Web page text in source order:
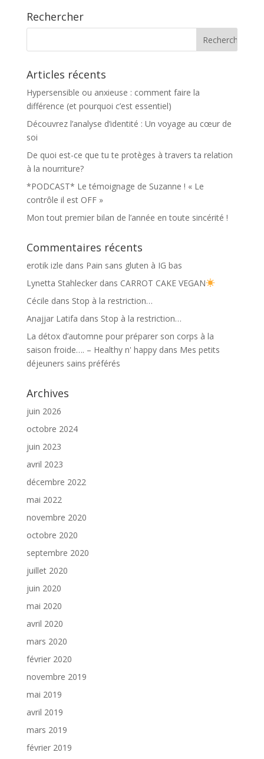
Rechercher
Articles récents
Hypersensible ou anxieuse : comment faire la
différence (et pourquoi c’est essentiel)
Découvrez l’analyse d’identité : Un voyage au cœur de
soi
De quoi est-ce que tu te protèges à travers ta relation
à la nourriture?
*PODCAST* Le témoignage de Suzanne ! « Le
contrôle il est OFF »
Mon tout premier bilan de l’année en toute sincérité !
Commentaires récents
erotik izle dans Pain sans gluten à IG bas
Lynetta Stahleckerdans CARROT CAKE VEGAN
Cécile dans Stop à la restriction…
Anajjar Latifa dans Stop à la restriction…
La détox d’automne pour préparer son corps à la
saison froide…. – Healthy n' happydans Mes petits
déjeuners sains préférés
Archives
juin 2026
octobre 2024
juin 2023
avril 2023
décembre 2022
mai 2022
novembre 2020
octobre 2020
septembre 2020
juillet 2020
juin 2020
mai 2020
avril 2020
mars 2020
février 2020
novembre 2019
mai 2019
avril 2019
mars 2019
février 2019